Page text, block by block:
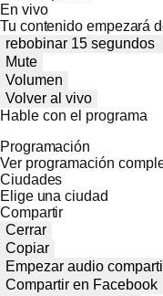
En vivo
Tu contenido empezará
rebobinar 15 segundos
Mute
Volumen
Volver al vivo
Hable con el programa
Programación
Ver programación
Ciudades
Elige una ciudad
Compartir
Cerrar
Copiar
Empezar audio
Compartir en Facebook